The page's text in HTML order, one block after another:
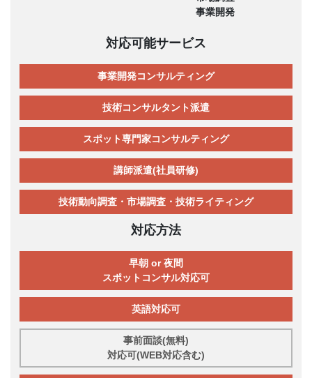
事業開発
対応可能サービス
事業開発コンサルティング
技術コンサルタント派遣
スポット専門家コンサルティング
講師派遣(社員研修)
技術動向調査・市場調査・技術ライティング
対応方法
早朝 or 夜間
スポットコンサル対応可
英語対応可
事前面談(無料)
対応可(WEB対応含む)